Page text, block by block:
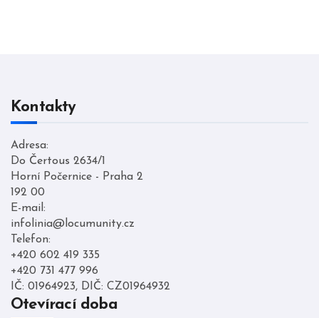
Kontakty
Adresa:
Do Čertous 2634/1
Horní Počernice - Praha 2
192 00
E-mail:
infolinia@locumunity.cz
Telefon:
+420 602 419 335
+420 731 477 996
IČ: 01964923, DIČ: CZ01964932
Otevírací doba